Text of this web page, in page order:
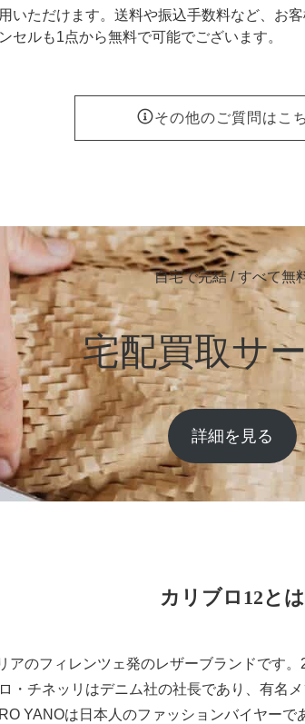
いただけます。送料や振込手数料など、お
セルも1点から無料で可能でございます。
その他のご質問はこ
自宅で完結 / すべて無
宅配買取サ
詳細を見る
カリブロ12とは
アのフィレンツェ発のレザーブランドです
・チネッリはデニム社の社長であり、有名
YANOは日本人のファッションバイヤー